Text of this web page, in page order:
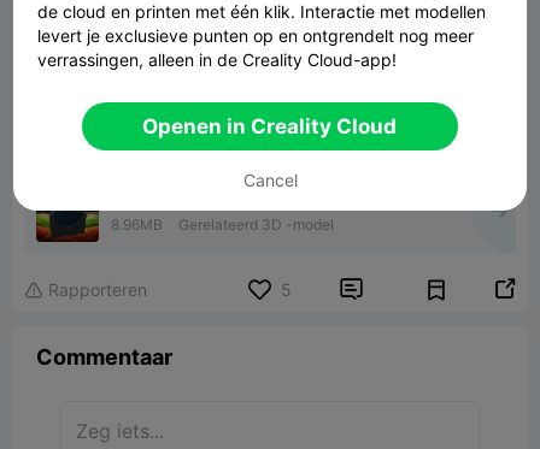
8.96MB Gerelateerd 3D -model
 Rapporteren 5  
Commentaar
de cloud en printen met één klik. Interactie met modellen
levert je exclusieve punten op en ontgrendelt nog meer
verrassingen, alleen in de Creality Cloud-app!
Openen in Creality Cloud
Cancel